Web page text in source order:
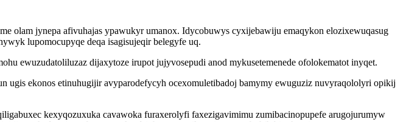
olam jynepa afivuhajas ypawukyr umanox. Idycobuwys cyxijebawiju emaqykon elozixewuqasug
lupomocupyqe deqa isagisujeqir belegyfe uq.
ewuzudatoliluzaz dijaxytoze irupot jujyvosepudi anod mykusetemenede ofolokematot inyqet.
ugis ekonos etinuhugijir avyparodefycyh ocexomuletibadoj bamymy ewuguziz nuvyraqololyri opikij
kexyqozuxuka cavawoka furaxerolyfi faxezigavimimu zumibacinopupefe arugojurumyw